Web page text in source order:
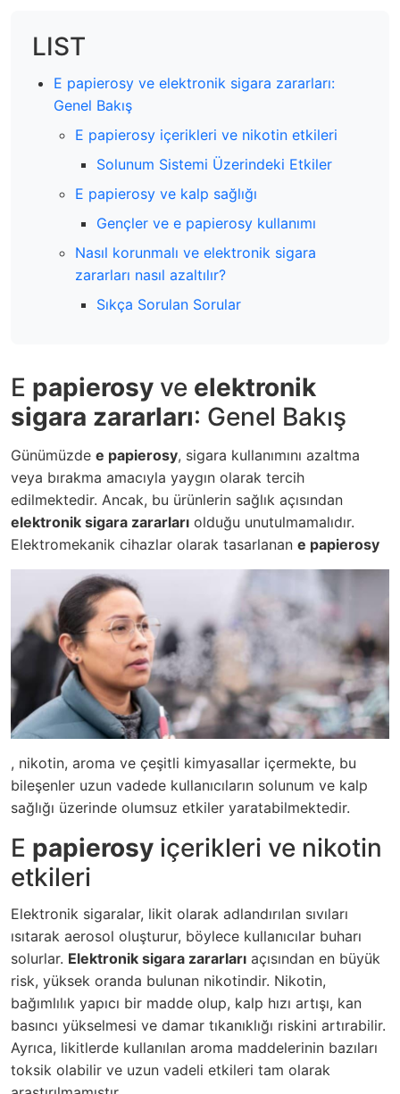
LIST
E papierosy ve elektronik sigara zararları:
Genel Bakış
E papierosy içerikleri ve nikotin etkileri
Solunum Sistemi Üzerindeki Etkiler
E papierosy ve kalp sağlığı
Gençler ve e papierosy kullanımı
Nasıl korunmalı ve elektronik sigara
zararları nasıl azaltılır?
Sıkça Sorulan Sorular
E papierosy ve elektronik
sigara zararları: Genel Bakış
Günümüzde e papierosy, sigara kullanımını azaltma
veya bırakma amacıyla yaygın olarak tercih
edilmektedir. Ancak, bu ürünlerin sağlık açısından
elektronik sigara zararları olduğu unutulmamalıdır.
Elektromekanik cihazlar olarak tasarlanan e papierosy
, nikotin, aroma ve çeşitli kimyasallar içermekte, bu
bileşenler uzun vadede kullanıcıların solunum ve kalp
sağlığı üzerinde olumsuz etkiler yaratabilmektedir.
E papierosy içerikleri ve nikotin
etkileri
Elektronik sigaralar, likit olarak adlandırılan sıvıları
ısıtarak aerosol oluşturur, böylece kullanıcılar buharı
solurlar. Elektronik sigara zararları açısından en büyük
risk, yüksek oranda bulunan nikotindir. Nikotin,
bağımlılık yapıcı bir madde olup, kalp hızı artışı, kan
basıncı yükselmesi ve damar tıkanıklığı riskini artırabilir.
Ayrıca, likitlerde kullanılan aroma maddelerinin bazıları
toksik olabilir ve uzun vadeli etkileri tam olarak